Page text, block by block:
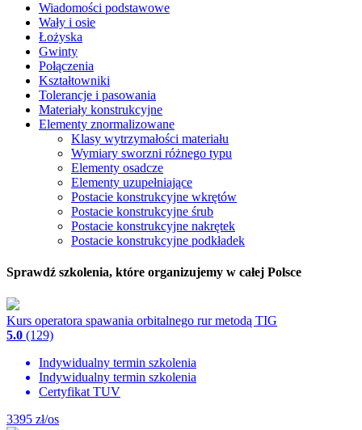
Wiadomości podstawowe
Wały i osie
Łożyska
Gwinty
Połączenia
Kształtowniki
Tolerancje i pasowania
Materiały konstrukcyjne
Elementy znormalizowane
Klasy wytrzymałości materiału
Wymiary sworzni różnego typu
Elementy osadcze
Elementy uzupełniające
Postacie konstrukcyjne wkrętów
Postacie konstrukcyjne śrub
Postacie konstrukcyjne nakrętek
Postacie konstrukcyjne podkładek
Sprawdź szkolenia, które organizujemy w całej Polsce
Kurs operatora spawania orbitalnego rur metodą TIG
5.0 (129)
Indywidualny termin szkolenia
Indywidualny termin szkolenia
Certyfikat TUV
3395 zł/os